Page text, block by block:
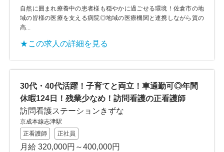
自然に囲まれ療養中の患者様も穏やかに過ごせる環境！佐倉市の地
域の皆様の医療を支える病院◎地域の医療機関と連携しながら質の
高...
★この求人の詳細を見る
30代・40代活躍！子育てと両立！車通勤可◎年間
休暇124日！残業少なめ！訪問看護の正看護師
訪問看護ステーションきずな
京成本線志津駅
正看護師
正社員
月給 320,000円～400,000円